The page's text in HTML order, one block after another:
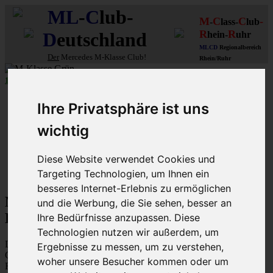
Ihre Privatsphäre ist uns
wichtig
Diese Website verwendet Cookies und
Targeting Technologien, um Ihnen ein
besseres Internet-Erlebnis zu ermöglichen
und die Werbung, die Sie sehen, besser an
Ihre Bedürfnisse anzupassen. Diese
Technologien nutzen wir außerdem, um
Ergebnisse zu messen, um zu verstehen,
woher unsere Besucher kommen oder um
ML-Club-
Deutschland
Der Mercedes M-Klasse Club!
M-Class-Club-
Rhein-Ruhr
MLCD Regionalbereich
Rhein/Ruhr
10 aus 27
Ungelesene
MLCD-Ausstellung
FAQ
MLCD-Seiten
MLCD-Foren-Übersicht
M-Klasse MLCD-Foren des ML-Club-
Deutschland - Datenschutzerklärung
Diese Richtlinie beschreibt, wie „M-Klasse MLCD-Foren des ML-
Club-Deutschland“ („https://www.mlcd.de/MLCDForen“) (im
Folgenden „der Betreiber“) die Daten verwendet, die während